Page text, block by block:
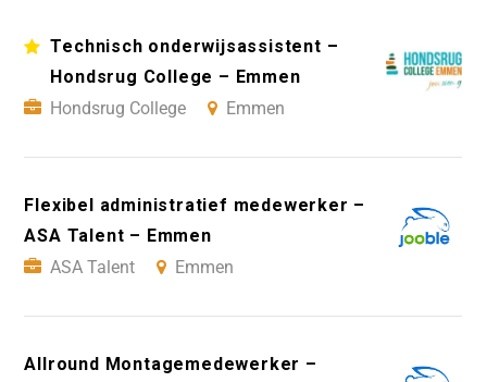
Technisch onderwijsassistent –
Hondsrug College – Emmen
Hondsrug College
Emmen
Flexibel administratief medewerker –
ASA Talent – Emmen
ASA Talent
Emmen
Allround Montagemedewerker –